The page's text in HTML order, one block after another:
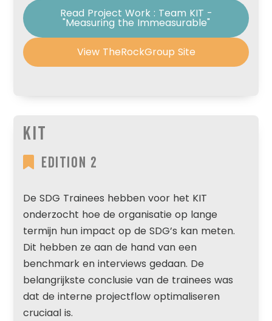
Read Project Work : Team KIT -
"Measuring the Immeasurable"
View TheRockGroup Site
KIT
Edition 2
De SDG Trainees hebben voor het KIT
onderzocht hoe de organisatie op lange
termijn hun impact op de SDG’s kan meten.
Dit hebben ze aan de hand van een
benchmark en interviews gedaan. De
belangrijkste conclusie van de trainees was
dat de interne projectflow optimaliseren
cruciaal is.